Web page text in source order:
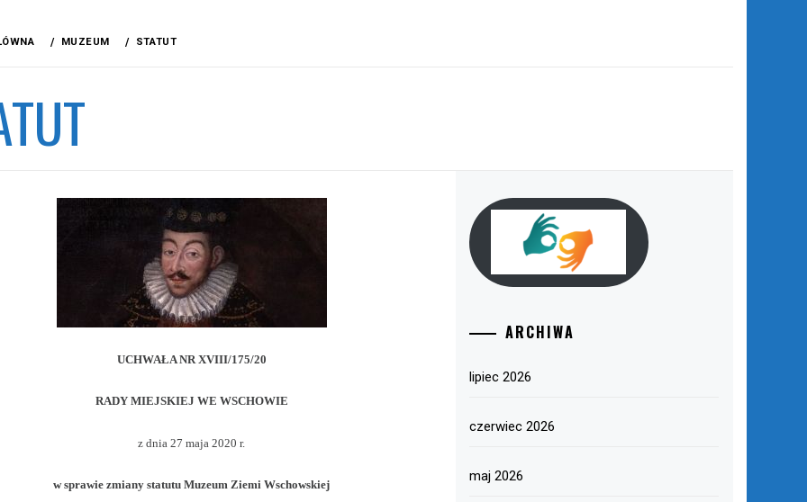
MUZEUM STATUT
UCHWAŁANR XVIII/175/20
RADY MIEJSKIEJ WE WSCHOWIE
z dnia 27 maja 2020 r.
w sprawie zmiany statutu Muzeum Ziemi Wschowskiej
ARCHIWA
lipiec 2026
czerwiec 2026
maj 2026